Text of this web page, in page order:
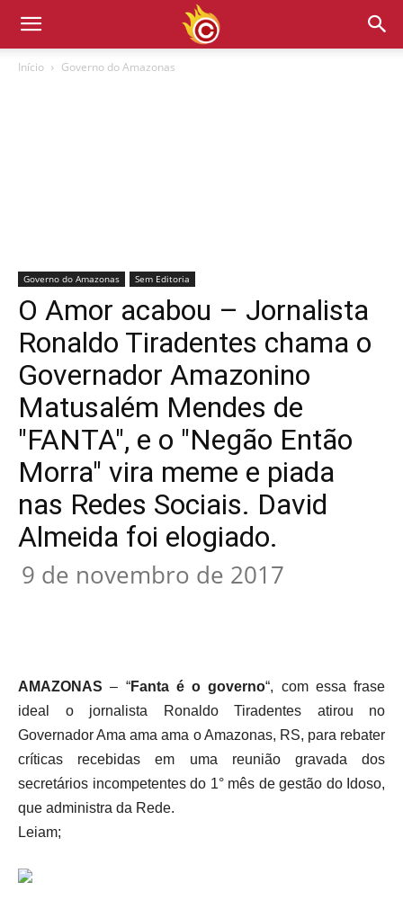
Início Governo do Amazonas
Governo do Amazonas Sem Editoria
O Amor acabou – Jornalista
Ronaldo Tiradentes chama o
Governador Amazonino
Matusalém Mendes de
"FANTA", e o "Negão Então
Morra" vira meme e piada
nas Redes Sociais. David
Almeida foi elogiado.
9 de novembro de 2017
AMAZONAS – “Fanta é ogoverno“, com essa frase
ideal o jornalista Ronaldo Tiradentes atirou no
Governador Ama ama ama o Amazonas, RS, para rebater
críticas recebidas em uma reunião gravada dos
secretários incompetentes do 1° mês de gestão do Idoso,
que administra da Rede.
Leiam;